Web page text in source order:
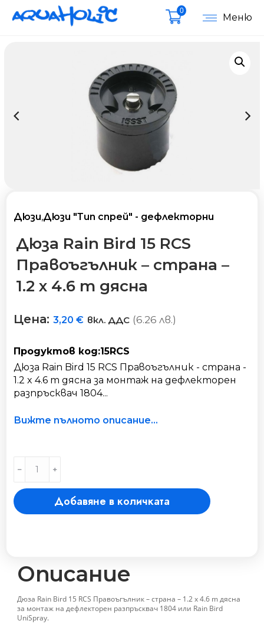
Меню
0
Дюзи,Дюзи "Тип спрей" - дефлекторни
Дюза Rain Bird 15 RCS
Правоъгълник – страна –
1.2 x 4.6 m дясна
Цена:3,20€ вкл. ДДС (6.26 лв.)
Продуктов код:15RCS
Дюза Rain Bird 15 RCS Правоъгълник - страна -
1.2 x 4.6 m дясна за монтаж на дефлекторен
разпръсквач 1804...
Вижте пълното описание...
Bird
15
RCS
1.2
4.6
m
﹣ ﹢
Добавяне в количката
Описание
Дюза Rain Bird 15 RCS Правоъгълник – страна – 1.2 x 4.6 m дясна
за монтаж на дефлекторен разпръсквач 1804 или Rain Bird
UniSpray.